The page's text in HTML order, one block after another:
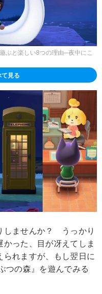
ぶと楽しい8つの理由─夜中にこ
て見る
しませんか？ うっかり
った、目が冴えてしま
れますが、もし翌日に
つの森』を遊んでみる